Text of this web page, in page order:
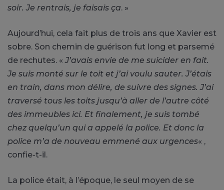
soir. Je rentrais, je faisais ça. »
Aujourd’hui, cela fait plus de trois ans que Xavier est
sobre. Son chemin de guérison fut long et parsemé
de rechutes. «J’avais envie de me suicider en fait.
Je suis monté sur le toit et j’ai voulu sauter. J’étais
en train, dans mon délire, de suivre des signes. J’ai
traversé tous les toits jusqu’à aller de l’autre côté
des immeubles ici. Et finalement, je suis tombé
chez quelqu’un qui a appelé la police. Et donc la
police m’a de nouveau emmené aux urgences« ,
confie-t-il.
La police était, à l’époque, le seul moyen de se